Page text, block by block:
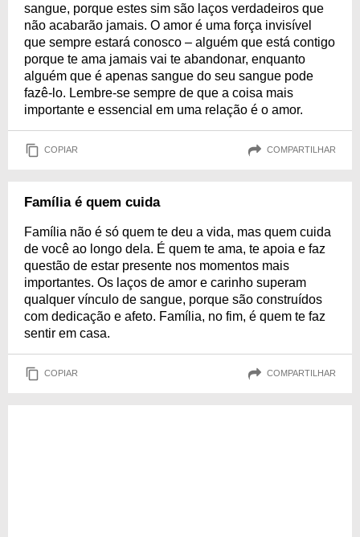
sangue, porque estes sim são laços verdadeiros que
não acabarão jamais. O amor é uma força invisível
que sempre estará conosco – alguém que está contigo
porque te ama jamais vai te abandonar, enquanto
alguém que é apenas sangue do seu sangue pode
fazê-lo. Lembre-se sempre de que a coisa mais
importante e essencial em uma relação é o amor.
COPIAR COMPARTILHAR
Família é quem cuida
Família não é só quem te deu a vida, mas quem cuida
de você ao longo dela. É quem te ama, te apoia e faz
questão de estar presente nos momentos mais
importantes. Os laços de amor e carinho superam
qualquer vínculo de sangue, porque são construídos
com dedicação e afeto. Família, no fim, é quem te faz
sentir em casa.
COPIAR COMPARTILHAR